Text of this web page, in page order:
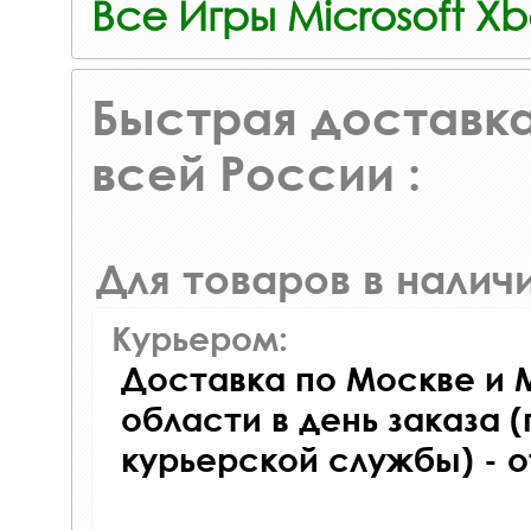
Все Игры Microsoft
Быстрая
всей России :
Для товаров в
Курьером:
Доставка по Москве и
области в день заказа
курьерской службы) -